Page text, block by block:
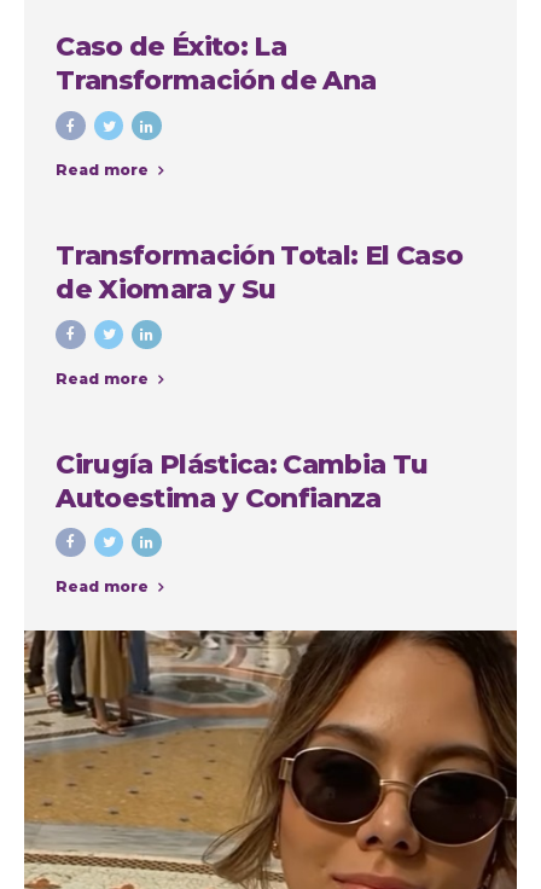
Caso de Éxito: La
Transformación de Ana
Cristina Osorio Arango con
Colombia Plastic
Read more
Transformación Total: El Caso
de Xiomara y Su
Lipoabdominoplastia en
Colombia Plastic Esthetic
International
Read more
Cirugía Plástica: Cambia Tu
Autoestima y Confianza
Read more